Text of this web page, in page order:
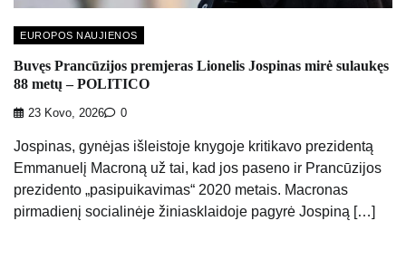
EUROPOS NAUJIENOS
Buvęs Prancūzijos premjeras Lionelis Jospinas mirė sulaukęs
88 metų – POLITICO
23 Kovo, 2026 0
Jospinas, gynėjas išleistoje knygoje kritikavo prezidentą
Emmanuelį Macroną už tai, kad jos paseno ir Prancūzijos
prezidento „pasipuikavimas“ 2020 metais. Macronas
pirmadienį socialinėje žiniasklaidoje pagyrė Jospiną […]